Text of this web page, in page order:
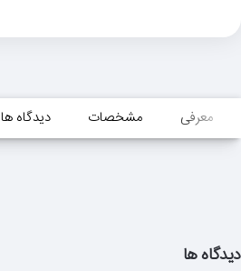
معرفی مشخصات دیدگاه ها
دیدگاه ها